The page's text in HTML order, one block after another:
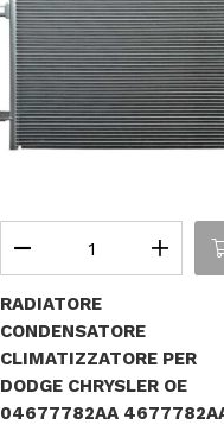
RADIATORE
CONDENSATORE
CLIMATIZZATORE PER
DODGE CHRYSLER OE
04677782AA